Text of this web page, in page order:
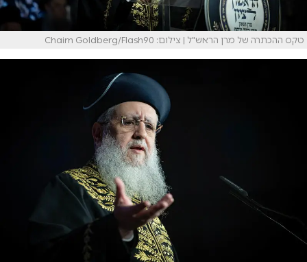
טקס ההכתרה של מרן הראש"ל | צילום: Chaim Goldberg/Flash90